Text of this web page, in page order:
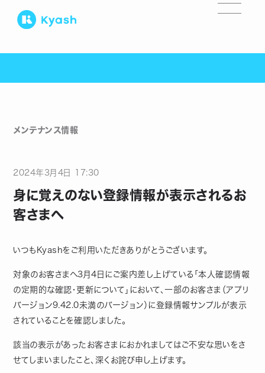
メンテナンス情報
2024年 3月 4日 17:30
身に覚えのない登録情報が表示されるお
客さまへ
いつもKyashをご利用いただきありがとうございます。
対象のお客さまへ3月4日にご案内差し上げている「本人確認情報
の定期的な確認・更新について」において、一部のお客さま（アプリ
バージョン9.42.0未満のバージョン）に登録情報サンプルが表示
されていることを確認しました。
該当の表示があったお客さまにおかれましてはご不安な思いをさ
せてしまいましたこと、深くお詫び申し上げます。